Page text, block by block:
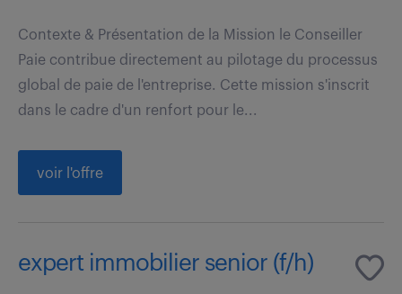
Contexte & Présentation de la Mission le Conseiller
Paie contribue directement au pilotage du processus
global de paie de l'entreprise. Cette mission s'inscrit
dans le cadre d'un renfort pour le...
voir l'offre
expert immobilier senior (f/h)